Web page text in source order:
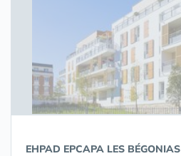
EHPAD EPCAPA LES BÉGONIAS